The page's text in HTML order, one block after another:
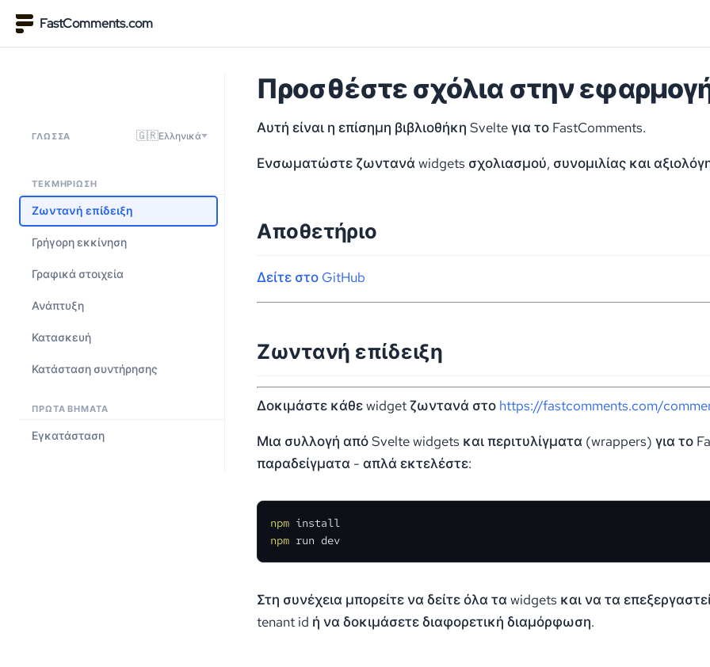
FastComments.com
ΓΛΏΣΣΑ 🇬🇷Ελληνικά
ΤΕΚΜΗΡΊΩΣΗ
Ζωντανή επίδειξη
Γρήγορη εκκίνηση
Γραφικά στοιχεία
Ανάπτυξη
Κατασκευή
Κατάσταση συντήρησης
ΠΡΏΤΑ ΒΉΜΑΤΑ
Εγκατάσταση
Προσθέστε σχόλια στην
Αυτή είναι η επίσημη βιβλιοθήκη Svelte για το FastComments.
Ενσωματώστε ζωντανά widgets σχολιασμού, συνομιλίας και
Αποθετήριο
Δείτε στο GitHub
Ζωντανή επίδειξη
Δοκιμάστε κάθε widget ζωντανά στο https://fastcomments.com/
Μια συλλογή από Svelte widgets και περιτυλίγματα (wrappers) για το
παραδείγματα - απλά εκτελέστε:
npm
npm run dev
Στη συνέχεια μπορείτε να δείτε όλα τα widgets και να τα
tenant id ή να δοκιμάσετε διαφορετική διαμόρφωση.